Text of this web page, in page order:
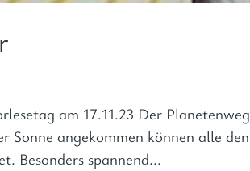
am 17.11.23 Der Planetenweg
angekommen können alle den
Besonders spannend...